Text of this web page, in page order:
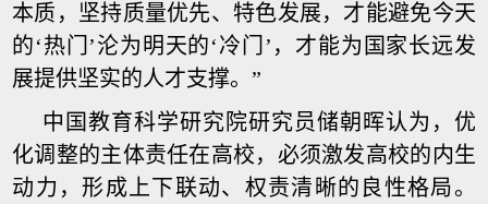
本质，坚持质量优先、特色发展，才能避免今天
的‘热门’沦为明天的‘冷门’，才能为国家长远发
展提供坚实的人才支撑。”
中国教育科学研究院研究员储朝晖认为，优
化调整的主体责任在高校，必须激发高校的内生
动力，形成上下联动、权责清晰的良性格局。